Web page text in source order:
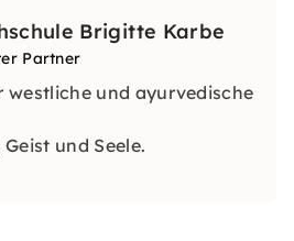
Brigitte Karbe
Partner
westliche und ayurvedische
und Seele.